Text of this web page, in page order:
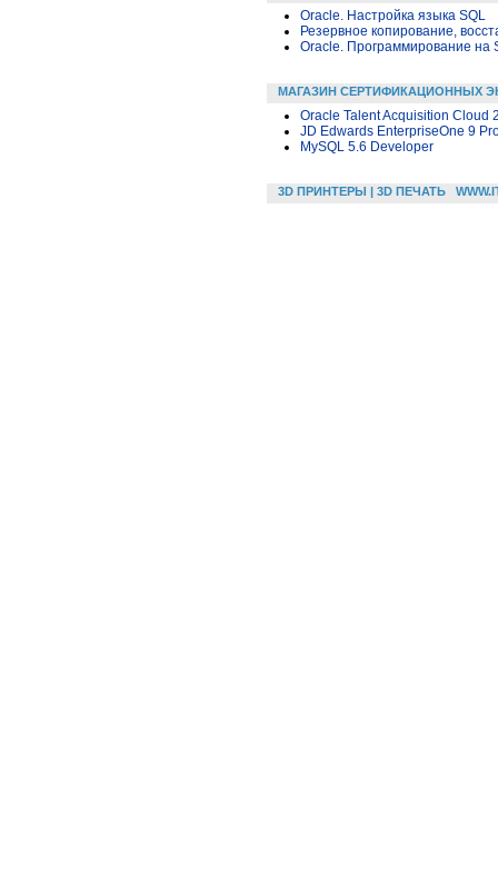
Oracle. Настройка языка SQL
Резервное копирование,
Oracle. Программирование на
МАГАЗИН СЕРТИФИКАЦИОННЫХ
Oracle Talent Acquisition Cloud
JD Edwards EnterpriseOne 9
MySQL 5.6 Developer
3D ПРИНТЕРЫ | 3D ПЕЧАТЬ